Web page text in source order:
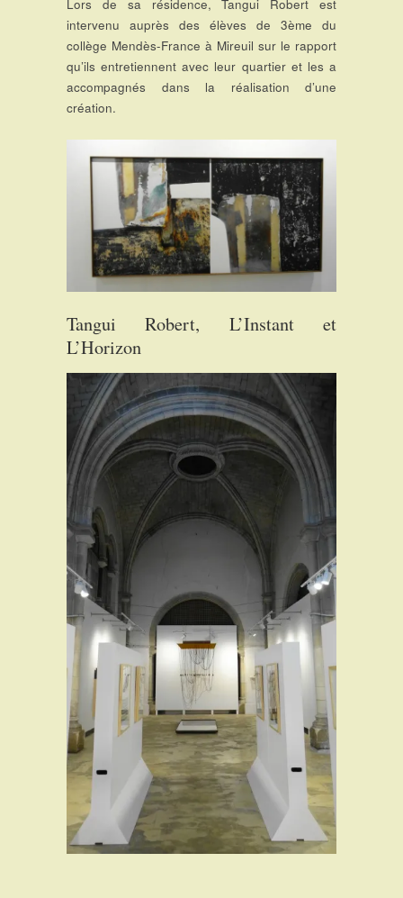
Lors de sa résidence, Tangui Robert est
intervenu auprès des élèves de 3ème du
collège Mendès-France à Mireuil sur le rapport
qu’ils entretiennent avec leur quartier et les a
accompagnés dans la réalisation d’une
création.
Tangui Robert, L’Instant et
L’Horizon